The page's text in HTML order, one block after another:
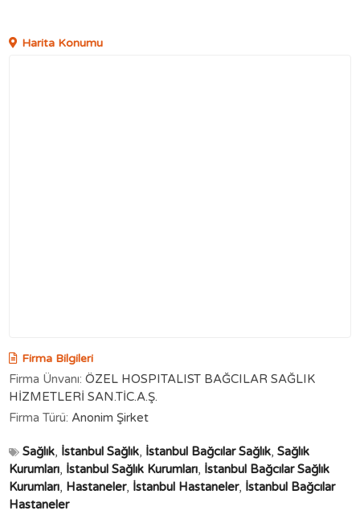
Harita Konumu
Firma Bilgileri
Firma Ünvanı: ÖZEL HOSPITALIST BAĞCILAR SAĞLIK
HİZMETLERİ SAN.TİC.A.Ş.
Firma Türü: Anonim Şirket
Sağlık, İstanbul Sağlık, İstanbul Bağcılar Sağlık,Sağlık
Kurumları, İstanbul Sağlık Kurumları, İstanbul Bağcılar Sağlık
Kurumları, Hastaneler, İstanbul Hastaneler, İstanbul Bağcılar
Hastaneler